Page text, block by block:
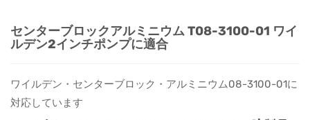
センターブロックアルミニウム T08-3100-01 ワイ
ルデン2インチポンプに適合
ワイルデン・センターブロック・アルミニウム08-3100-01に
対応しています